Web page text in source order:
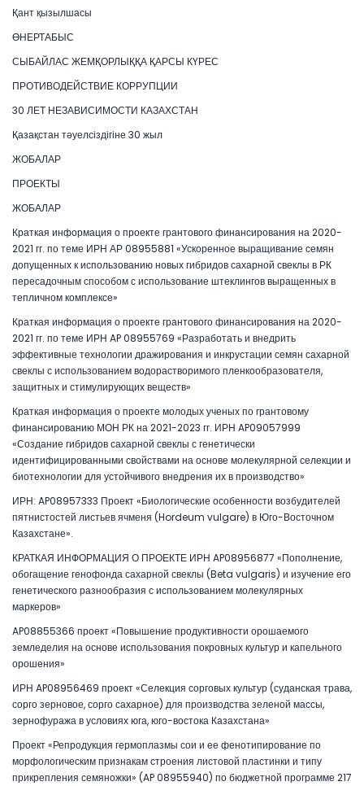
Қант қызылшасы
ӨНЕРТАБЫС
СЫБАЙЛАС ЖЕМҚОРЛЫҚҚА ҚАРСЫ КҮРЕС
ПРОТИВОДЕЙСТВИЕ КОРРУПЦИИ
30 ЛЕТ НЕЗАВИСИМОСТИ КАЗАХСТАН
Қазақстан тәуелсіздігіне 30 жыл
ЖОБАЛАР
ПРОЕКТЫ
ЖОБАЛАР
Краткая информация о проекте грантового финансирования на 2020-
2021 гг. по теме ИРН АР 08955881 «Ускоренное выращивание семян
допущенных к использованию новых гибридов сахарной свеклы в РК
пересадочным способом с использование штеклингов выращенных в
тепличном комплексе»
Краткая информация о проекте грантового финансирования на 2020-
2021 гг. по теме ИРН AP 08955769 «Разработать и внедрить
эффективные технологии дражирования и инкрустации семян сахарной
свеклы с использованием водорастворимого пленкообразователя,
защитных и стимулирующих веществ»
Краткая информация о проекте молодых ученых по грантовому
финансированию МОН РК на 2021-2023 гг. ИРН AP09057999
«Создание гибридов сахарной свеклы с генетически
идентифицированными свойствами на основе молекулярной селекции и
биотехнологии для устойчивого внедрения их в производство»
ИРН: AP08957333 Проект «Биологические особенности возбудителей
пятнистостей листьев ячменя (Hordeum vulgare) в Юго-Восточном
Казахстане».
КРАТКАЯ ИНФОРМАЦИЯ О ПРОЕКТЕ ИРН AP08956877 «Пополнение,
обогащение генофонда сахарной свеклы (Beta vulgaris) и изучение его
генетического разнообразия с использованием молекулярных
маркеров»
AP08855366 проект «Повышение продуктивности орошаемого
земледелия на основе использования покровных культур и капельного
орошения»
ИРН AP08956469 проект «Селекция сорговых культур (суданская трава,
сорго зерновое, сорго сахарное) для производства зеленой массы,
зернофуража в условиях юга, юго-востока Казахстана»
Проект «Репродукция гермоплазмы сои и ее фенотипирование по
морфологическим признакам строения листовой пластинки и типу
прикрепления семяножки» (AP 08955940) по бюджетной программе 217